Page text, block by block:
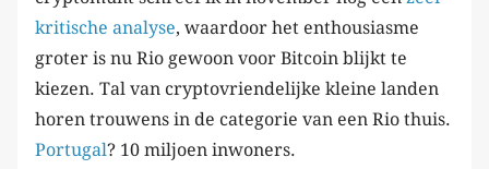
kritische analyse, waardoor het enthousiasme
groter is nu Rio gewoon voor Bitcoin blijkt te
kiezen. Tal van cryptovriendelijke kleine landen
horen trouwens in de categorie van een Rio thuis.
Portugal? 10 miljoen inwoners.